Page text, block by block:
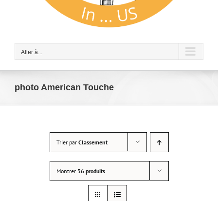
Aller à...
photo American Touche
Trier par Classement
Montrer 36 produits